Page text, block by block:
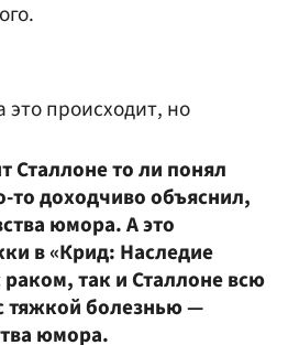
это происходит, но
Сталлоне то ли понял
то доходчиво объяснил,
юмора. А это
в «Крид: Наследие
так и Сталлоне всю
тяжкой болезнью —
юмора.